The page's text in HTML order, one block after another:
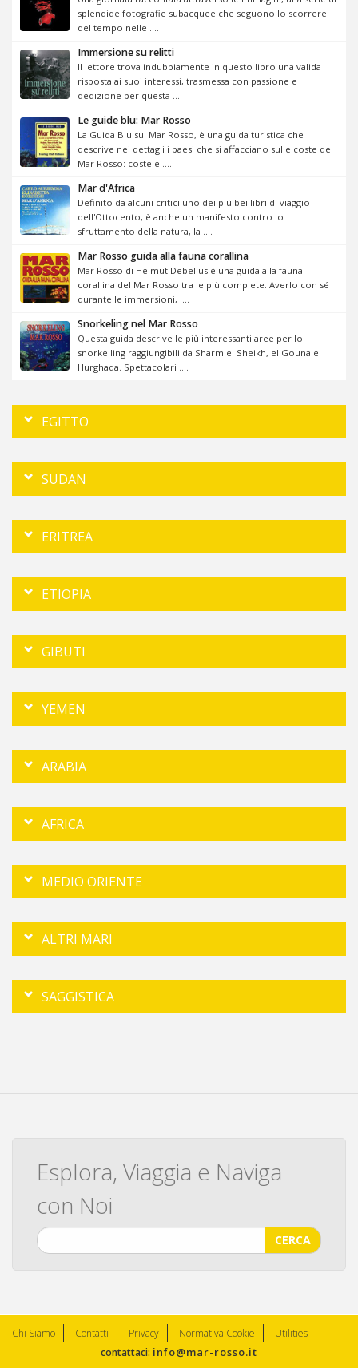
splendide fotografie subacquee che seguono lo scorrere
del tempo nelle ....
Immersione su relitti
Il lettore trova indubbiamente in questo libro una valida
risposta ai suoi interessi, trasmessa con passione e
dedizione per questa ....
Le guide blu: Mar Rosso
La Guida Blu sul Mar Rosso, è una guida turistica che
descrive nei dettagli i paesi che si affacciano sulle coste del
Mar Rosso: coste e ....
Mar d'Africa
Definito da alcuni critici uno dei più bei libri di viaggio
dell'Ottocento, è anche un manifesto contro lo
sfruttamento della natura, la ....
Mar Rosso guida alla fauna corallina
Mar Rosso di Helmut Debelius è una guida alla fauna
corallina del Mar Rosso tra le più complete. Averlo con sé
durante le immersioni, ....
Snorkeling nel Mar Rosso
Questa guida descrive le più interessanti aree per lo
snorkelling raggiungibili da Sharm el Sheikh, el Gouna e
Hurghada. Spettacolari ....
EGITTO
SUDAN
ERITREA
ETIOPIA
GIBUTI
YEMEN
ARABIA
AFRICA
MEDIO ORIENTE
ALTRI MARI
SAGGISTICA
Esplora, Viaggia e Naviga
con Noi
CERCA
Chi Siamo Contatti Privacy Normativa Cookie
Utilities
contattaci: info@mar-rosso.it